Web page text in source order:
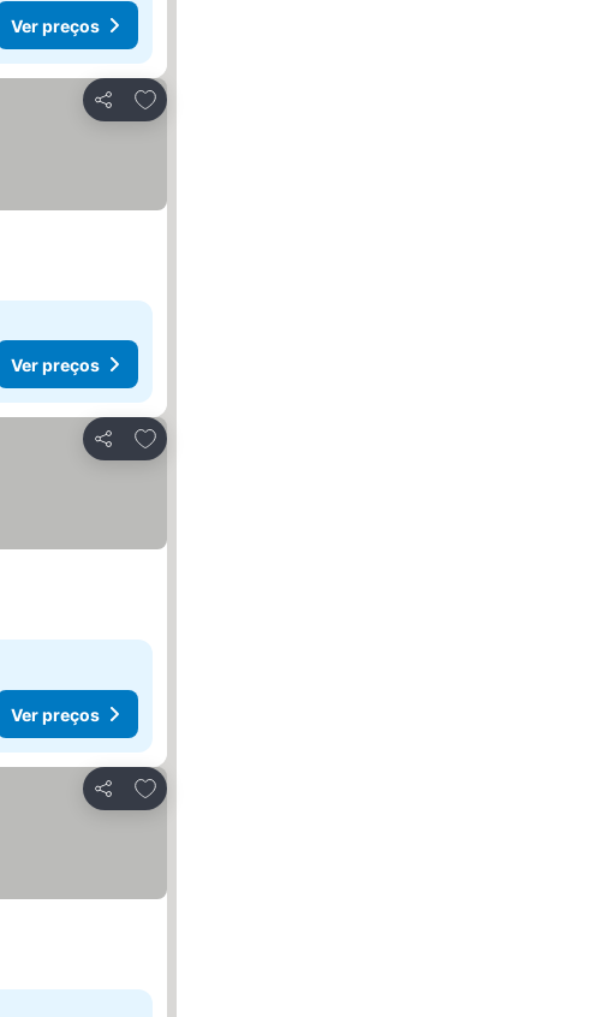
Ver preços
Partilhar
Adicionar aos favoritos
Ver preços
Partilhar
Adicionar aos favoritos
Ver preços
Partilhar
Adicionar aos favoritos